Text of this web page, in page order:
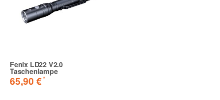
Fenix LD22 V2.0
Taschenlampe
65,90 €*